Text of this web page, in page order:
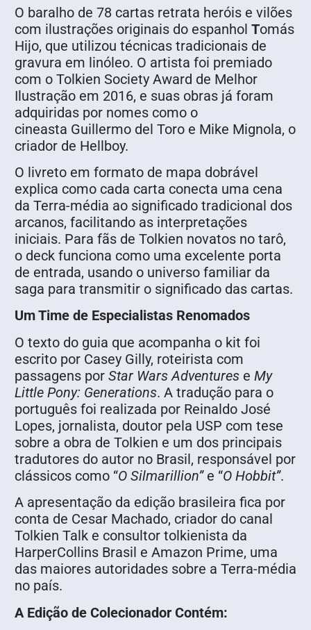
O baralho de 78 cartas retrata heróis e vilões
com ilustrações originais do espanhol Tomás
Hijo, que utilizou técnicas tradicionais de
gravura em linóleo. O artista foi premiado
com o Tolkien Society Award de Melhor
Ilustração em 2016, e suas obras já foram
adquiridas por nomes como o
cineasta Guillermo del Toro e Mike Mignola, o
criador de Hellboy.
O livreto em formato de mapa dobrável
explica como cada carta conecta uma cena
da Terra-média ao significado tradicional dos
arcanos, facilitando as interpretações
iniciais. Para fãs de Tolkien novatos no tarô,
o deck funciona como uma excelente porta
de entrada, usando o universo familiar da
saga para transmitir o significado das cartas.
Um Time de Especialistas Renomados
O texto do guia que acompanha o kit foi
escrito por Casey Gilly, roteirista com
passagens por Star Wars Adventures e My
Little Pony: Generations. A tradução para o
português foi realizada por Reinaldo José
Lopes, jornalista, doutor pela USP com tese
sobre a obra de Tolkien e um dos principais
tradutores do autor no Brasil, responsável por
clássicos como “O Silmarillion”e “O Hobbit”.
A apresentação da edição brasileira fica por
conta de Cesar Machado, criador do canal
Tolkien Talk e consultor tolkienista da
HarperCollins Brasil e Amazon Prime, uma
das maiores autoridades sobre a Terra-média
no país.
A Edição de Colecionador Contém: